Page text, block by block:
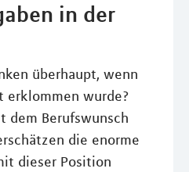
in der
überhaupt, wenn
erklommen wurde?
dem Berufswunsch
die enorme
dieser Position